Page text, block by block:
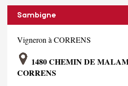
Sambigne
Vigneron à CORRENS
1480 CHEMIN DE
CORRENS